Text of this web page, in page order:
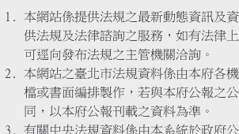
本網站係提供法規之最新動態資訊及
供法規及法律諮詢之服務，如有法律
可逕向發布法規之主管機關洽詢。
本網站之臺北市法規資料係由本府各
檔或書面編排製作，若與本府公報之
同，以本府公報刊載之資料為準。
有關中央法規資料係由本系統於政府